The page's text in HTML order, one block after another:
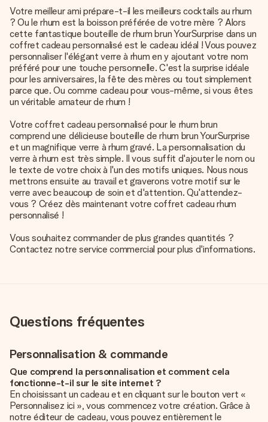
Votre meilleur ami prépare-t-il les meilleurs cocktails au rhum
? Ou le rhum est la boisson préférée de votre mère ? Alors
cette fantastique bouteille de rhum brun YourSurprise dans un
coffret cadeau personnalisé est le cadeau idéal ! Vous pouvez
personnaliser l'élégant verre à rhum en y ajoutant votre nom
préféré pour une touche personnelle. C'est la surprise idéale
pour les anniversaires, la fête des mères ou tout simplement
parce que. Ou comme cadeau pour vous-même, si vous êtes
un véritable amateur de rhum !
Votre coffret cadeau personnalisé pour le rhum brun
comprend une délicieuse bouteille de rhum brun YourSurprise
et un magnifique verre à rhum gravé. La personnalisation du
verre à rhum est très simple. Il vous suffit d'ajouter le nom ou
le texte de votre choix à l'un des motifs uniques. Nous nous
mettrons ensuite au travail et graverons votre motif sur le
verre avec beaucoup de soin et d'attention. Qu'attendez-
vous ? Créez dès maintenant votre coffret cadeau rhum
personnalisé !
Vous souhaitez commander de plus grandes quantités ?
Contactez notre service commercial pour plus d'informations.
Questions fréquentes
Personnalisation & commande
Que comprend la personnalisation et comment cela
fonctionne-t-il sur le site internet ?
En choisissant un cadeau et en cliquant sur le bouton vert «
Personnalisez ici », vous commencez votre création. Grâce à
notre éditeur de cadeau, vous pouvez entièrement le